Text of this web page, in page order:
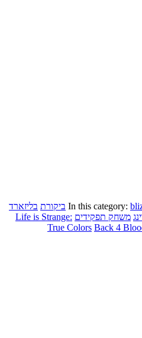
In this category: ביקורת בליזארד
משחק תפקידים Life is Strange:
True Colors Back 4